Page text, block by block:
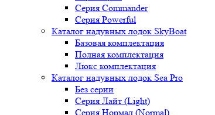
Серия Commander
Серия Powerful
Каталог надувных лодок SkyBoat
Базовая комплектация
Полная комплектация
Люкс комплектация
Каталог надувных лодок Sea Pro
Без серии
Серия Лайт (Light)
Серия Нормал (Normal)